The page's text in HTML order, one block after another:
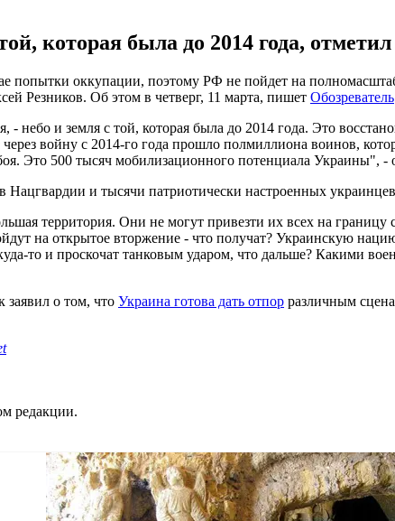
которая была до 2014 года,
попытки оккупации, поэтому РФ не пойдет на
Резников. Об этом в четверг, 11 марта, пишет Обозреватель
небо и земля с той, которая была до 2014 года. Это
войну с 2014-го года прошло полмиллиона воинов,
Это 500 тысяч мобилизационного потенциала Украины", -
и тысячи патриотически настроенных
территория. Они не могут привезти их всех на
на открытое вторжение - что получат? Украинскую
то и проскочат танковым ударом, что дальше? Какими
заявил о том, что Украина готова дать отпор различным
редакции.